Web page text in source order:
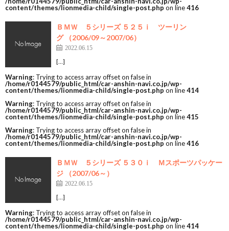
content/themes/lionmedia-child/single-post.php on line416
ＢＭＷ ５シリーズ ５２５ｉ ツーリン
グ （2006/09～2007/06）
2022.06.15
[…]
Warning: Trying to access array offset on false in
/home/r0144579/public_html/car-anshin-navi.co.jp/wp-
content/themes/lionmedia-child/single-post.php on line414
Warning: Trying to access array offset on false in
/home/r0144579/public_html/car-anshin-navi.co.jp/wp-
content/themes/lionmedia-child/single-post.php on line415
Warning: Trying to access array offset on false in
/home/r0144579/public_html/car-anshin-navi.co.jp/wp-
content/themes/lionmedia-child/single-post.php on line416
ＢＭＷ ５シリーズ ５３０ｉ Ｍスポーツパッケー
ジ （2007/06～）
2022.06.15
[…]
Warning: Trying to access array offset on false in
/home/r0144579/public_html/car-anshin-navi.co.jp/wp-
content/themes/lionmedia-child/single-post.php on line414